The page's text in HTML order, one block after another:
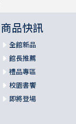
商品快訊
全館新品
館長推薦
禮品專區
校園書饗
即將登場